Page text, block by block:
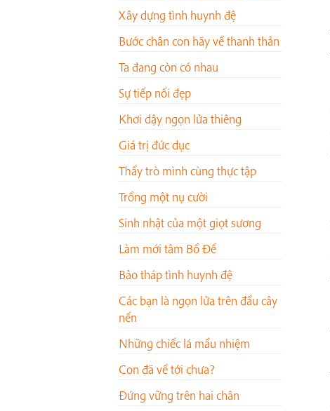
Xây dựng tình huynh đệ
Bước chân con hãy về thanh thản
Ta đang còn có nhau
Sự tiếp nối đẹp
Khơi dậy ngọn lửa thiêng
Giá trị đức dục
Thầy trò mình cùng thực tập
Trồng một nụ cười
Sinh nhật của một giọt sương
Làm mới tâm Bồ Đề
Bảo tháp tình huynh đệ
Các bạn là ngọn lửa trên đầu cây
nến
Những chiếc lá mầu nhiệm
Con đã về tới chưa?
Đứng vững trên hai chân